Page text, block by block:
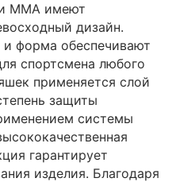
и ММА имеют
дизайн.
форма обеспечивают
спортсмена любого
применяется слой
защиты
системы
гарантирует
изделия. Благодаря